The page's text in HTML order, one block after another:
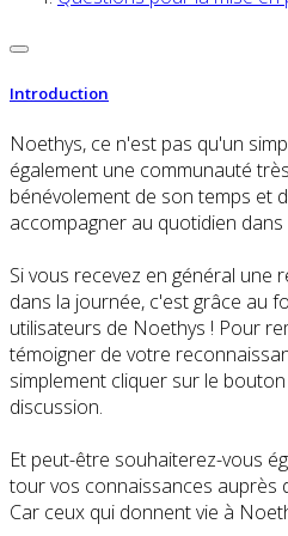
Introduction
Noethys, ce n'est pas qu'un
également une communauté
bénévolement de son temps et
accompagner au quotidien
Si vous recevez en général une
dans la journée, c'est grâce au
utilisateurs de Noethys ! Pour
témoigner de votre
simplement cliquer sur le
discussion.
Et peut-être souhaiterez-vous
tour vos connaissances auprès
Car ceux qui donnent vie à